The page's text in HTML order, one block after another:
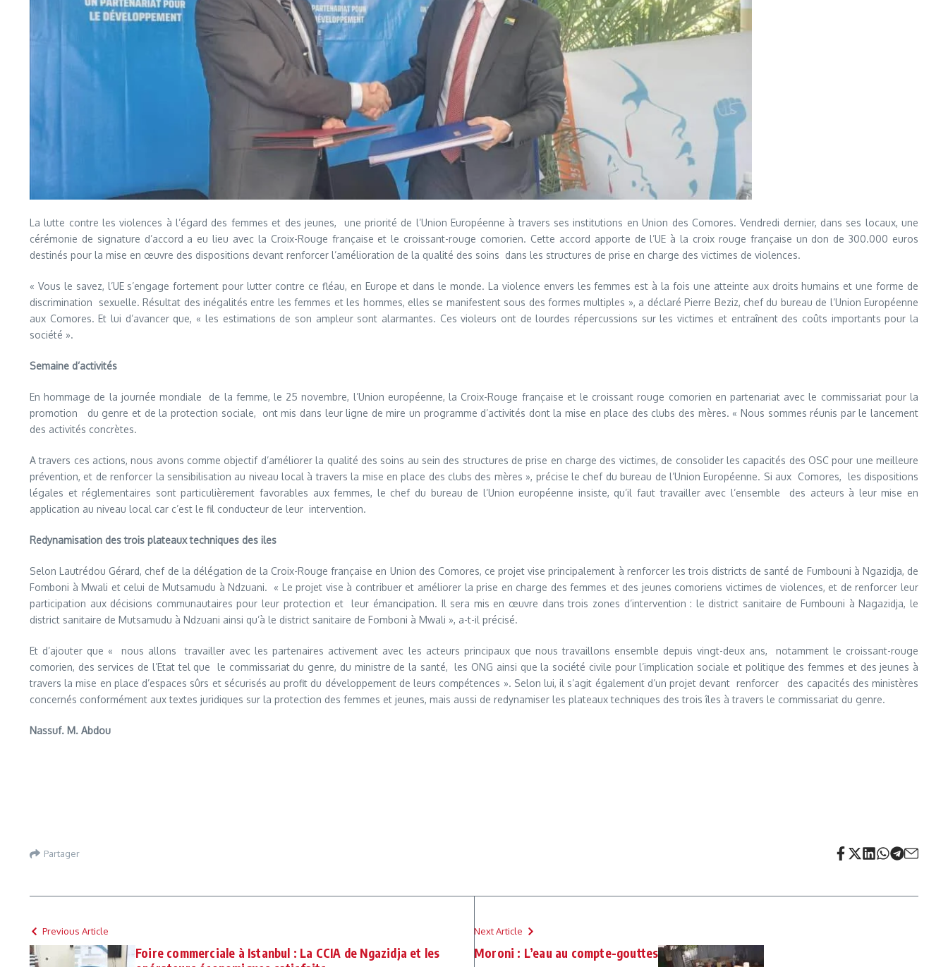
La lutte contre les violences à l’égard des femmes et des jeunes, une priorité de l’Union Européenne à travers ses institutions en Union des Comores. Vendredi dernier, dans ses locaux, une
cérémonie de signature d’accord a eu lieu avec la Croix-Rouge française et le croissant-rouge comorien. Cette accord apporte de l’UE à la croix rouge française un don de 300.000 euros
destinés pour la mise en œuvre des dispositions devant renforcer l’amélioration de la qualité des soins dans les structures de prise en charge des victimes de violences.
« Vous le savez, l’UE s’engage fortement pour lutter contre ce fléau, en Europe et dans le monde. La violence envers les femmes est à la fois une atteinte aux droits humains et une forme de
discrimination sexuelle. Résultat des inégalités entre les femmes et les hommes, elles se manifestent sous des formes multiples », a déclaré Pierre Beziz, chef du bureau de l’Union Européenne
aux Comores. Et lui d’avancer que, « les estimations de son ampleur sont alarmantes. Ces violeurs ont de lourdes répercussions sur les victimes et entraînent des coûts importants pour la
société ».
Semaine d’activités
En hommage de la journée mondiale de la femme, le 25 novembre, l’Union européenne, la Croix-Rouge française et le croissant rouge comorien en partenariat avec le commissariat pour la
promotion du genre et de la protection sociale, ont mis dans leur ligne de mire un programme d’activités dont la mise en place des clubs des mères. « Nous sommes réunis par le lancement
des activités concrètes.
A travers ces actions, nous avons comme objectif d’améliorer la qualité des soins au sein des structures de prise en charge des victimes, de consolider les capacités des OSC pour une meilleure
prévention, et de renforcer la sensibilisation au niveau local à travers la mise en place des clubs des mères », précise le chef du bureau de l’Union Européenne. Si aux Comores, les dispositions
légales et réglementaires sont particulièrement favorables aux femmes, le chef du bureau de l’Union européenne insiste, qu’il faut travailler avec l’ensemble des acteurs à leur mise en
application au niveau local car c’est le fil conducteur de leur intervention.
Redynamisation des trois plateaux techniques des iles
Selon Lautrédou Gérard, chef de la délégation de la Croix-Rouge française en Union des Comores, ce projet vise principalement à renforcer les trois districts de santé de Fumbouni à Ngazidja, de
Fomboni à Mwali et celui de Mutsamudu à Ndzuani. « Le projet vise à contribuer et améliorer la prise en charge des femmes et des jeunes comoriens victimes de violences, et de renforcer leur
participation aux décisions communautaires pour leur protection et leur émancipation. Il sera mis en œuvre dans trois zones d’intervention : le district sanitaire de Fumbouni à Nagazidja, le
district sanitaire de Mutsamudu à Ndzuani ainsi qu’à le district sanitaire de Fomboni à Mwali », a-t-il précisé.
Et d’ajouter que « nous allons travailler avec les partenaires activement avec les acteurs principaux que nous travaillons ensemble depuis vingt-deux ans, notamment le croissant-rouge
comorien, des services de l’Etat tel que le commissariat du genre, du ministre de la santé, les ONG ainsi que la société civile pour l’implication sociale et politique des femmes et des jeunes à
travers la mise en place d’espaces sûrs et sécurisés au profit du développement de leurs compétences ». Selon lui, il s’agit également d’un projet devant renforcer des capacités des ministères
concernés conformément aux textes juridiques sur la protection des femmes et jeunes, mais aussi de redynamiser les plateaux techniques des trois îles à travers le commissariat du genre.
Nassuf. M. Abdou
Partager
Previous Article
Foire commerciale à Istanbul : La CCIA de Ngazidja et les
Next Article
Moroni : L’eau au compte-gouttes